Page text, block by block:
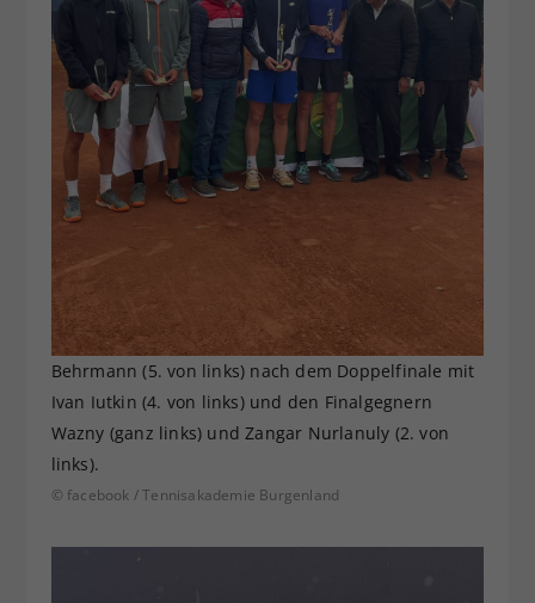
Behrmann (5. von links) nach dem Doppelfinale mit
Ivan Iutkin (4. von links) und den Finalgegnern
Wazny (ganz links) und Zangar Nurlanuly (2. von
links).
© facebook / Tennisakademie Burgenland